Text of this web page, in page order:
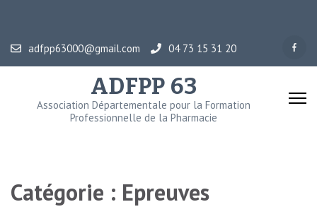
contenu
(Pressez
adfpp63000@gmail.com 04 73 15 31 20
ADFPP 63
Association Départementale pour la Formation
Professionnelle de la Pharmacie
Catégorie : Epreuves